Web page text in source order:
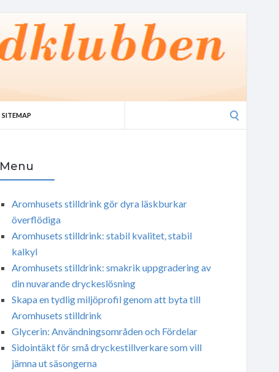
SITEMAP
Menu
Aromhusets stilldrink gör dyra läskburkar
överflödiga
Aromhusets stilldrink: stabil kvalitet, stabil
kalkyl
Aromhusets stilldrink: smakrik uppgradering av
din nuvarande dryckeslösning
Skapa en tydlig miljöprofil genom att byta till
Aromhusets stilldrink
Glycerin: Användningsområden och Fördelar
Sidointäkt för små dryckestillverkare som vill
jämna ut säsongerna